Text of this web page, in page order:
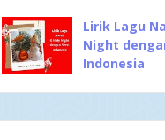
Lirik Lagu
Night
Indonesia